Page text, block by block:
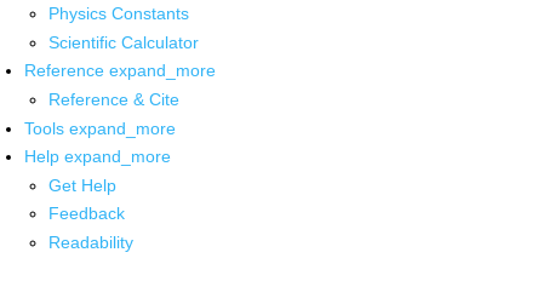
Physics Constants
Scientific Calculator
Reference expand_more
Reference & Cite
Tools expand_more
Help expand_more
Get Help
Feedback
Readability